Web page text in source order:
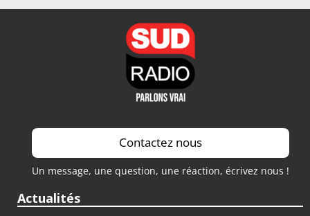
Saison 2023 / 2024
Contactez nous
Un message, une question, une réaction, écrivez nous !
Actualités